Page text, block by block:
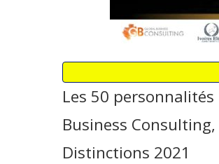
Les 50
Business
Distinctions 2021